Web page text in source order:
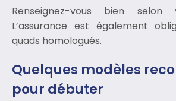
Renseignez-vous bien selon
L’assurance est également
quads homologués.
Quelques modèles
pour débuter